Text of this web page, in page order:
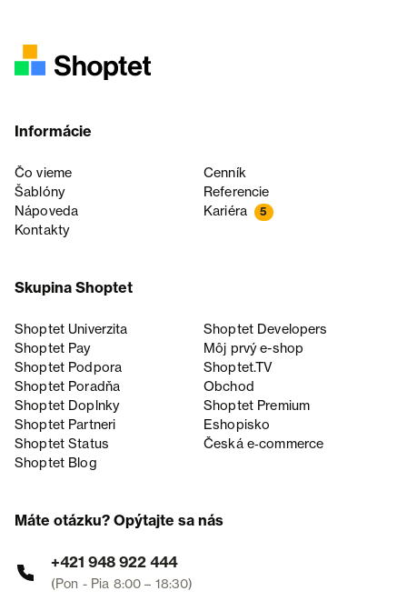
Informácie
Čo vieme
Cenník
Šablóny
Referencie
Nápoveda
Kariéra 5
Kontakty
Skupina Shoptet
Shoptet Univerzita
Shoptet Developers
Shoptet Pay
Môj prvý e-shop
Shoptet Podpora
Shoptet.TV
Shoptet Poradňa
Obchod
Shoptet Doplnky
Shoptet Premium
Shoptet Partneri
Eshopisko
Shoptet Status
Česká e‑commerce
Shoptet Blog
Máte otázku? Opýtajte sa nás
+421 948 922 444
(Pon - Pia 8:00 – 18:30)